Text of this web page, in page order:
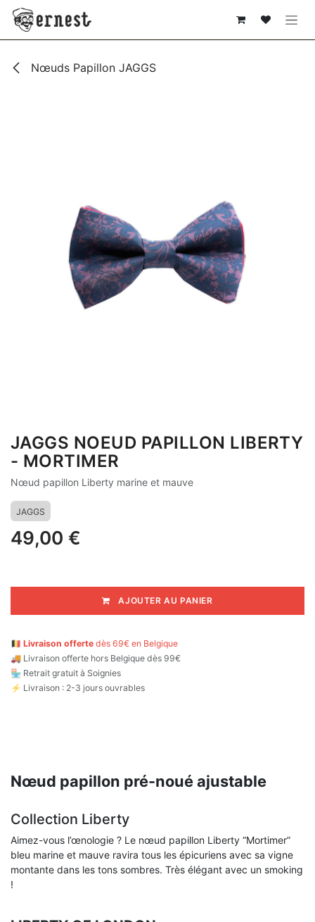
SE RENDRE AU CONTENU
Nœuds Papillon JAGGS
JAGGS NOEUD PAPILLON LIBERTY
- MORTIMER
Nœud papillon Liberty marine et mauve
JAGGS
49,00 €
AJOUTER AU PANIER
🇧🇪 Livraison offerte dès 69€ en Belgique
🚚 Livraison offerte hors Belgique dès 99€
🏪 Retrait gratuit à Soignies
⚡ Livraison : 2-3 jours ouvrables
Nœud papillon pré-noué ajustable
Collection Liberty
Aimez-vous l’œnologie ? Le nœud papillon Liberty “Mortimer”
bleu marine et mauve ravira tous les épicuriens avec sa vigne
montante dans les tons sombres. Très élégant avec un smoking
!